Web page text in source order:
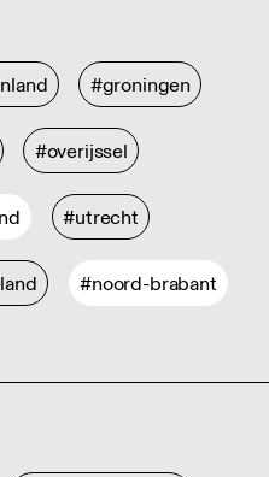
#groningen
#overijssel
#utrecht
#noord-brabant